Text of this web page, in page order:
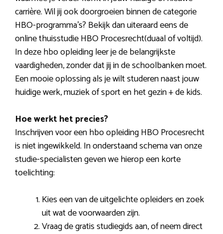
carrière. Wil jij ook doorgroeien binnen de categorie
HBO-programma’s? Bekijk dan uiteraard eens de
online thuisstudie HBO Procesrecht(duaal of voltijd).
In deze hbo opleiding leer je de belangrijkste
vaardigheden, zonder dat jij in de schoolbanken moet.
Een mooie oplossing als je wilt studeren naast jouw
huidige werk, muziek of sport en het gezin + de kids.
Hoe werkt het precies?
Inschrijven voor een hbo opleiding HBO Procesrecht
is niet ingewikkeld. In onderstaand schema van onze
studie-specialisten geven we hierop een korte
toelichting:
Kies een van de uitgelichte opleiders en zoek
uit wat de voorwaarden zijn.
Vraag de gratis studiegids aan, of neem direct